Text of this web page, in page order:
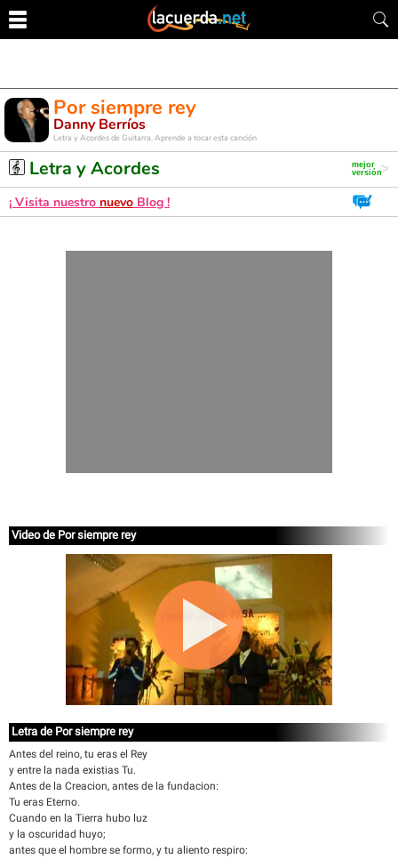
Por siempre rey
Danny Berríos
Letra y Acordes de Guitarra. Aprende a tocar esta canción
Letra y Acordes
¡ Visita nuestro nuevo Blog !
Video de Por siempre rey
Letra de Por siempre rey
Antes del reino, tu eras el Rey
y entre la nada existias Tu.
Antes de la Creacion, antes de la fundacion:
Tu eras Eterno.
Cuando en la Tierra hubo luz
y la oscuridad huyo;
antes que el hombre se formo, y tu aliento respiro: